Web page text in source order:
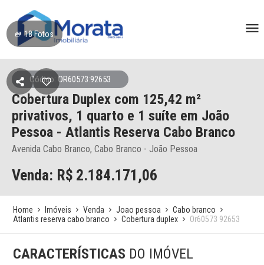
18Fotos
Código: OR60573:92653
Cobertura Duplex com 125,42 m²
privativos, 1 quarto e 1 suíte em João
Pessoa - Atlantis Reserva Cabo Branco
Avenida Cabo Branco, Cabo Branco - João Pessoa
Venda: R$ 2.184.171,06
Home Imóveis Venda Joao pessoa
Cabo branco
Atlantis reserva cabo branco
Cobertura duplex Or60573 92653
CARACTERÍSTICAS DO IMÓVEL